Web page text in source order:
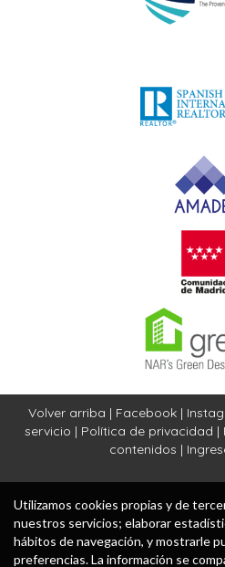
Volver arriba | Facebook|
servicio | Política de privacidad |
contenidos |
Utilizamos cookies propias y de
nuestros servicios; elaborar
hábitos de navegación, y mostrarle
preferencias. La información se